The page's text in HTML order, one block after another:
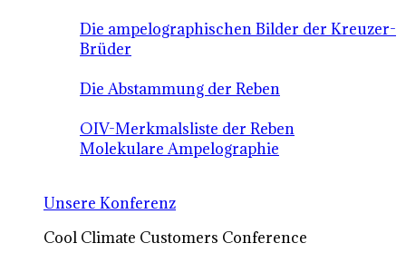
Die ampelographischen Bilder der Kreuzer-
Brüder
Die Abstammung der Reben
OIV-Merkmalsliste der Reben
Molekulare Ampelographie
Unsere Konferenz
Cool Climate Customers Conference